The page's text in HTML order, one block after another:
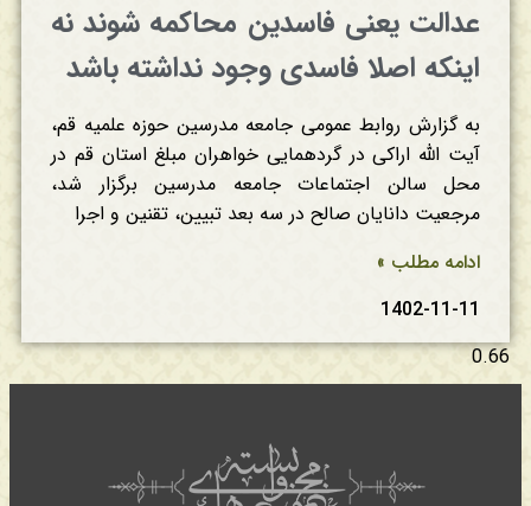
عدالت یعنی فاسدین محاکمه شوند نه
اینکه اصلا فاسدی وجود نداشته باشد
به گزارش روابط عمومی جامعه مدرسین حوزه علمیه قم،
آیت الله اراکی در گردهمایی خواهران مبلغ استان قم در
محل سالن اجتماعات جامعه مدرسین برگزار شد،
مرجعیت دانایان صالح در سه بعد تبیین، تقنین و اجرا
ادامه مطلب »
1402-11-11